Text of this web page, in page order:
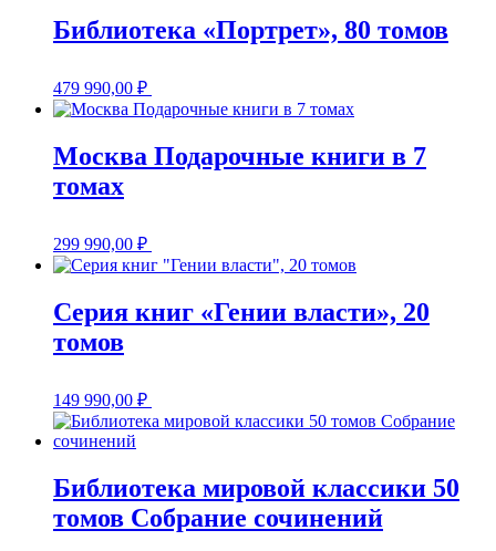
Библиотека «Портрет», 80 томов
479 990,00 ₽
Москва Подарочные книги в 7
томах
299 990,00 ₽
Серия книг «Гении власти», 20
томов
149 990,00 ₽
Библиотека мировой классики 50
томов Собрание сочинений